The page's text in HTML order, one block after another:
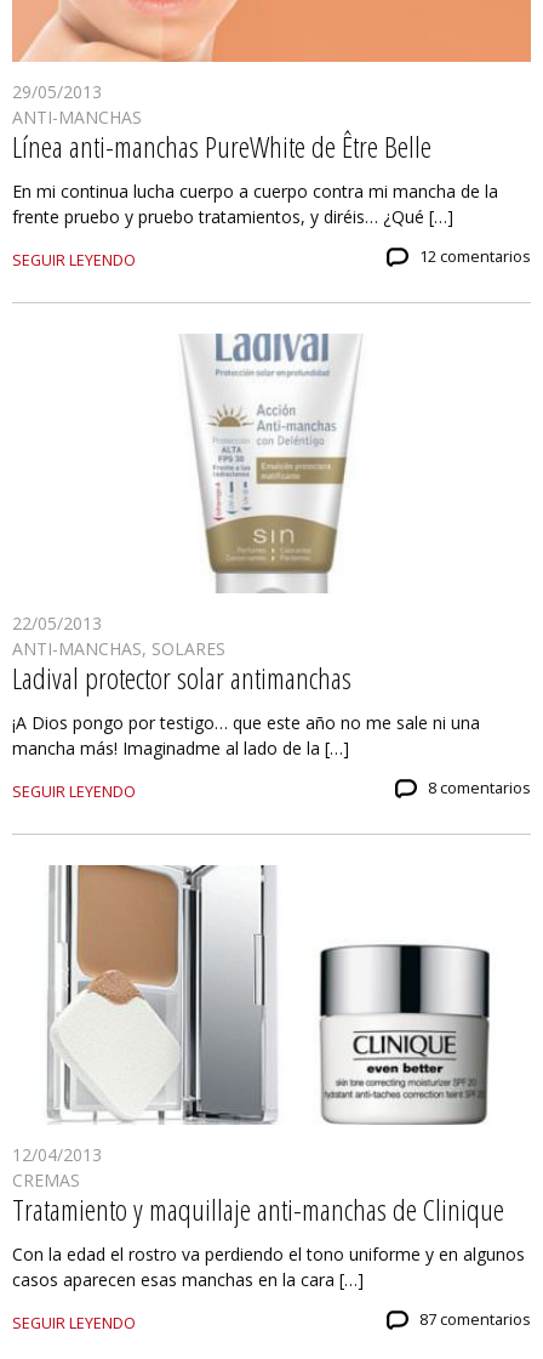
29/05/2013
ANTI-MANCHAS
Línea anti-manchas PureWhite de Être Belle
En mi continua lucha cuerpo a cuerpo contra mi mancha de la
frente pruebo y pruebo tratamientos, y diréis… ¿Qué […]
SEGUIR LEYENDO 12 comentarios
22/05/2013
ANTI-MANCHAS, SOLARES
Ladival protector solar antimanchas
¡A Dios pongo por testigo… que este año no me sale ni una
mancha más! Imaginadme al lado de la […]
SEGUIR LEYENDO 8 comentarios
12/04/2013
CREMAS
Tratamiento y maquillaje anti-manchas de Clinique
Con la edad el rostro va perdiendo el tono uniforme y en algunos
casos aparecen esas manchas en la cara […]
SEGUIR LEYENDO 87 comentarios